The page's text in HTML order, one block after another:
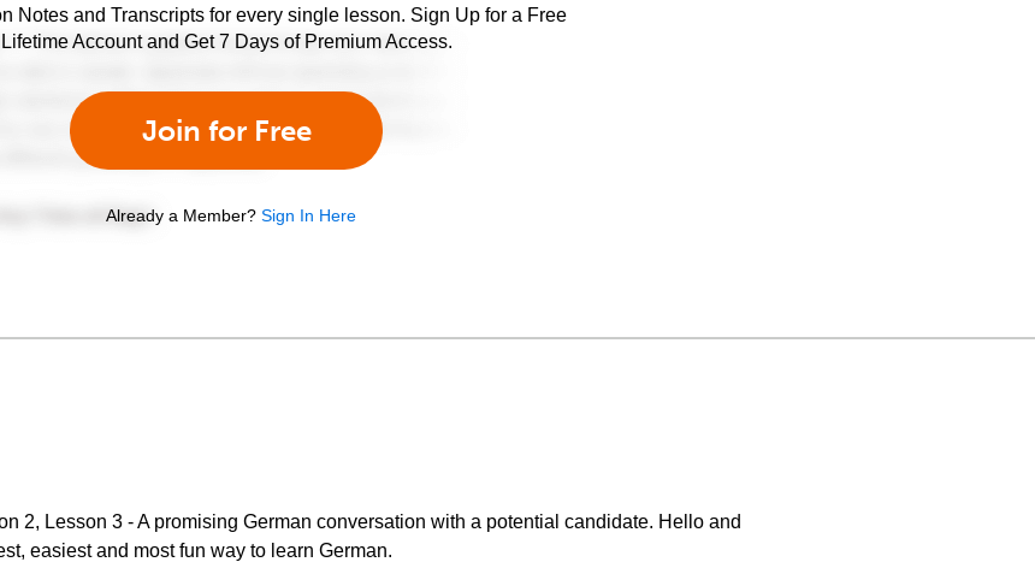
Notes and Transcripts for every single lesson. Sign Up for a Free
Lifetime Account and Get 7 Days of Premium Access.
Join for Free
Already a Member? Sign In Here
2, Lesson 3 - A promising German conversation with a potential candidate. Hello and
easiest and most fun way to learn German.